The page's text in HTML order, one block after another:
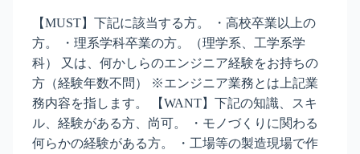
【MUST】下記に該当する方。 ・高校卒業以上の
方。 ・理系学科卒業の方。（理学系、工学系学
科） 又は、何かしらのエンジニア経験をお持ちの
方（経験年数不問） ※エンジニア業務とは上記業
務内容を指します。 【WANT】下記の知識、スキ
ル、経験がある方、尚可。 ・モノづくりに関わる
何らかの経験がある方。 ・工場等の製造現場で作